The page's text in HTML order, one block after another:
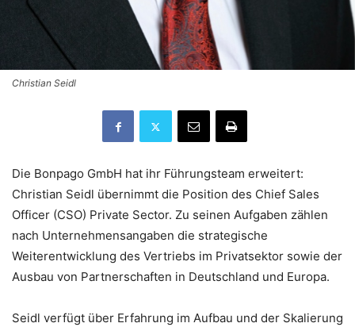
Christian Seidl
Die Bonpago GmbH hat ihr Führungsteam erweitert:
Christian Seidl übernimmt die Position des Chief Sales
Officer (CSO) Private Sector. Zu seinen Aufgaben zählen
nach Unternehmensangaben die strategische
Weiterentwicklung des Vertriebs im Privatsektor sowie der
Ausbau von Partnerschaften in Deutschland und Europa.
Seidl verfügt über Erfahrung im Aufbau und der Skalierung